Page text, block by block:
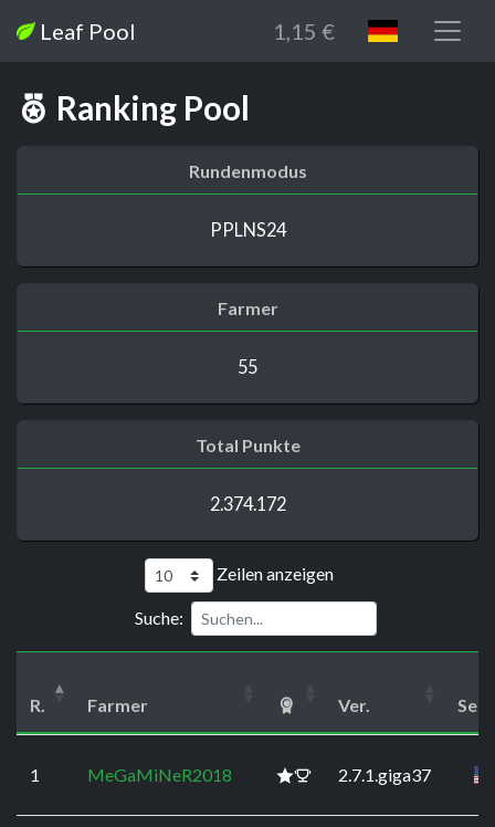
Leaf Pool 1,15 €
Ranking Pool
Rundenmodus
PPLNS24
Farmer
55
Total Punkte
2.374.172
Zeilen anzeigen
Suche:
R. Farmer Ver.
1 MeGaMiNeR2018 2.7.1.giga37